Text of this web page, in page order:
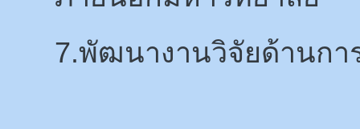
7.พัฒนางานวิจัยด้านก